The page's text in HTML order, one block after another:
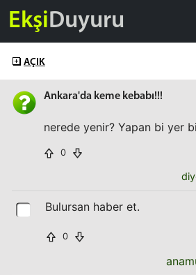
EkşiDuyuru
AÇIK
Ankara'da keme kebabı!!!
nerede yenir? Yapan bi yer
0
Bulursan haber et.
0